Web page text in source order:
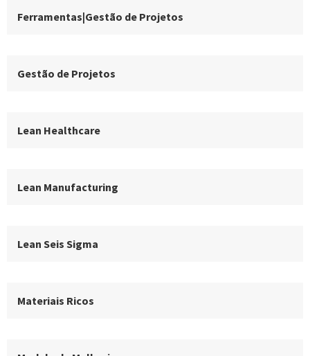
Ferramentas|Gestão de Projetos
Gestão de Projetos
Lean Healthcare
Lean Manufacturing
Lean Seis Sigma
Materiais Ricos